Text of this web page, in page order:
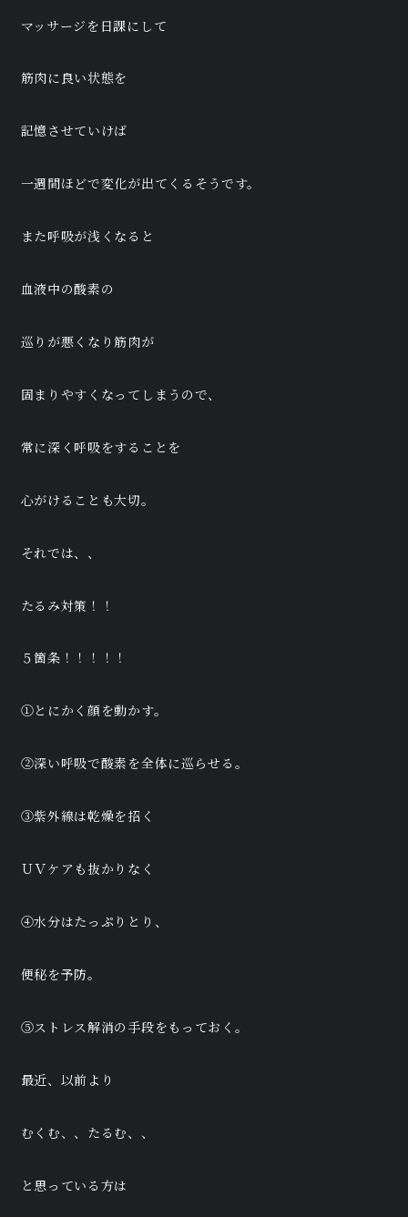
マッサージを日課にして
筋肉に良い状態を
記憶させていけば
一週間ほどで変化が出てくるそうです。
また呼吸が浅くなると
血液中の酸素の
巡りが悪くなり筋肉が
固まりやすくなってしまうので、
常に深く呼吸をすることを
心がけることも大切。
それでは、、
たるみ対策！！
５箇条！！！！！
①とにかく顔を動かす。
②深い呼吸で酸素を全体に巡らせる。
③紫外線は乾燥を招く
ＵＶケアも抜かりなく
④水分はたっぷりとり、
便秘を予防。
⑤ストレス解消の手段をもっておく。
最近、以前より
むくむ、、たるむ、、
と思っている方は